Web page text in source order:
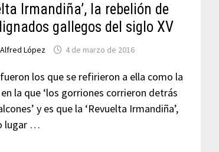
Irmandiña’, la rebelión de
gallegos del siglo XV
Alfred López 4 de marzo de 2016
los que se refirieron a ella como la
la que ‘los gorriones corrieron detrás
y es que la ‘Revuelta Irmandiña’,
lugar …